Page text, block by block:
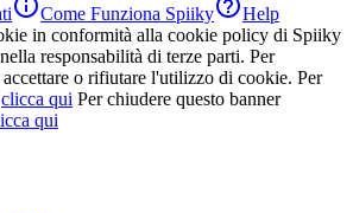
Come Funziona SpiikyHelp
in conformità alla cookie policy di Spiiky
responsabilità di terze parti. Per
accettare o rifiutare l'utilizzo di cookie. Per
clicca qui Per chiudere questo banner
qui